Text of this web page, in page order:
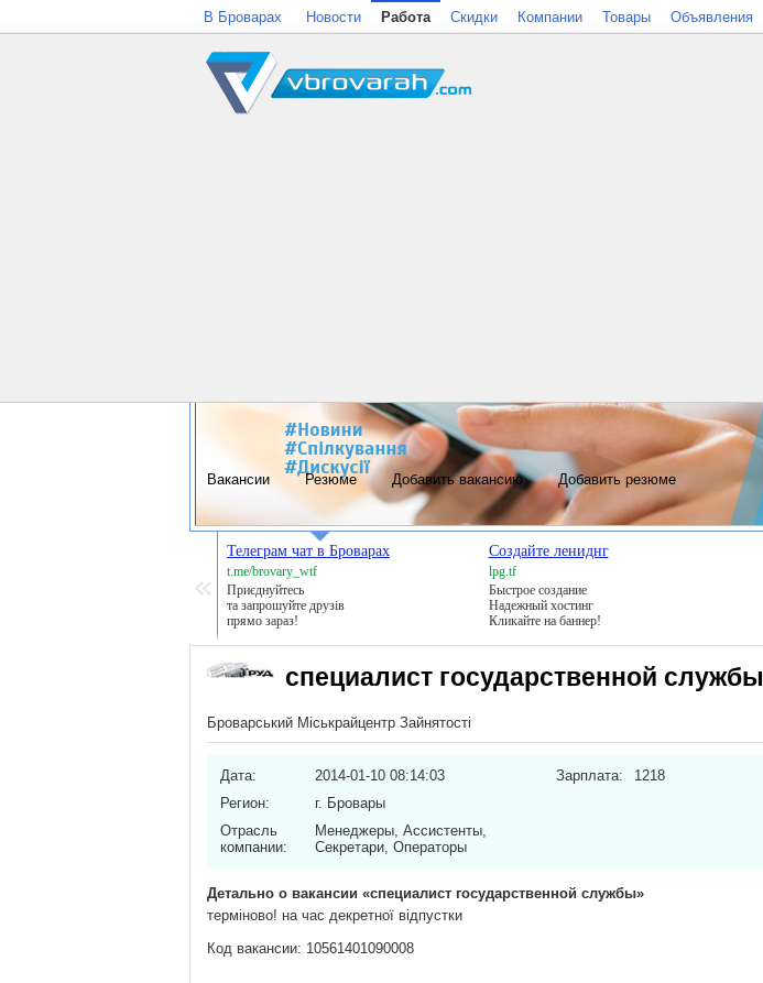
Телеграм чат в Броварах
t.me/brovary_wtf
Приєднуйтесь
та запрошуйте друзів
прямо зараз!
Создайте лениднг
lpg.tf
Быстрое создание
Надежный хостинг
Кликайте на баннер!
специалист государственной службы
Броварський Міськрайцентр Зайнятості
Дата:
2014-01-10 08:14:03
Регион:
г. Бровары
Отрасль
компании:
Менеджеры, Ассистенты,
Секретари, Операторы
Зарплата: 1218
Детально о вакансии «специалист государственной службы»
терміново! на час декретної відпустки
Код вакансии: 10561401090008
В Броварах Новости Работа Скидки Компании Товары Объявления
Вакансии Резюме Добавить вакансию Добавить резюме